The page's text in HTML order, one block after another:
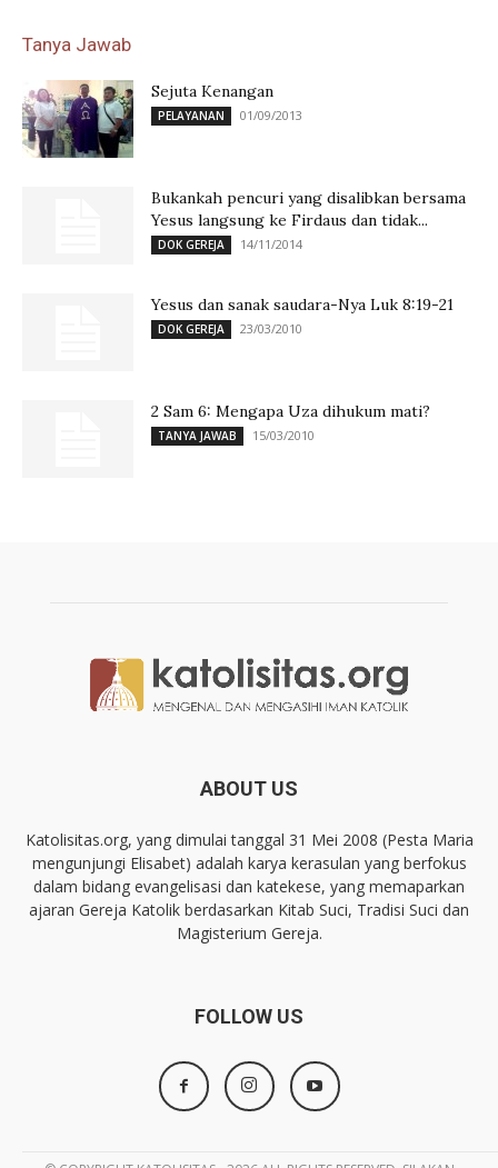
Tanya Jawab
Sejuta Kenangan
PELAYANAN 01/09/2013
Bukankah pencuri yang disalibkan bersama
Yesus langsung ke Firdaus dan tidak...
DOK GEREJA 14/11/2014
Yesus dan sanak saudara-Nya Luk 8:19-21
DOK GEREJA 23/03/2010
2 Sam 6: Mengapa Uza dihukum mati?
TANYA JAWAB 15/03/2010
ABOUT US
Katolisitas.org, yang dimulai tanggal 31 Mei 2008 (Pesta Maria
mengunjungi Elisabet) adalah karya kerasulan yang berfokus
dalam bidang evangelisasi dan katekese, yang memaparkan
ajaran Gereja Katolik berdasarkan Kitab Suci, Tradisi Suci dan
Magisterium Gereja.
FOLLOW US